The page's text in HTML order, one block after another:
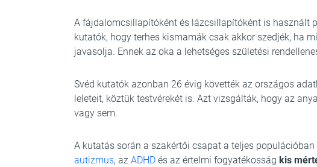
A fájdalomcsillapítóként és lázcsillapítóként is használt
kutatók, hogy terhes kismamák csak akkor szedjék, ha
javasolja. Ennek az oka a lehetséges születési
Svéd kutatók azonban 26 évig követték az országos
leleteit, köztük testvérekét is. Azt vizsgálták, hogy az
vagy sem.
A kutatás során a szakértői csapat a teljes
autizmus, az ADHD és az értelmi fogyatékosság kis